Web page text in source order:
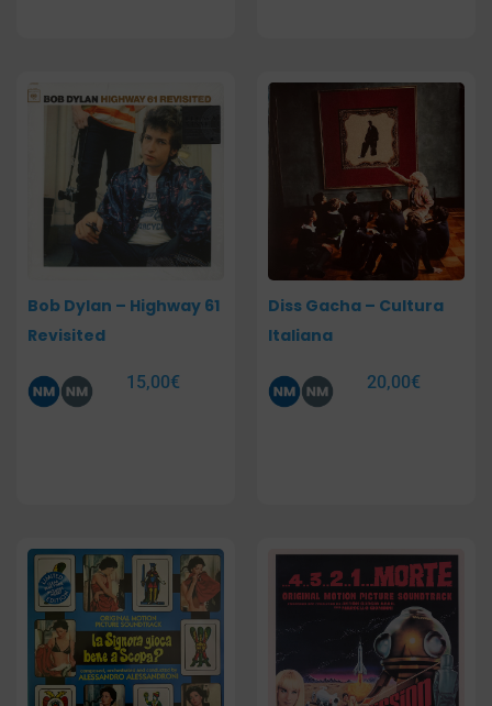
Bob Dylan – Highway 61
Revisited
15,00€
Diss Gacha – Cultura
Italiana
20,00€